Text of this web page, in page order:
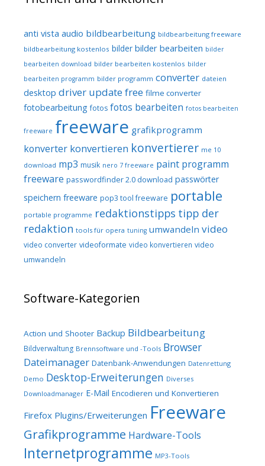
anti vista audio bildbearbeitung bildbearbeitung freeware
bildbearbeitung kostenlos bilder bilder bearbeiten bilder
bearbeiten download bilder bearbeiten kostenlos bilder
bearbeiten programm bilder programm converter dateien
desktop driver update free filme converter
fotobearbeitung fotos fotos bearbeiten fotos bearbeiten
freeware freeware grafikprogramm
konverter konvertieren konvertierer me 10
download mp3 musik nero 7 freeware paint programm
freeware passwordfinder 2.0 download passwörter
speichern freeware pop3 tool freeware portable
portable programme redaktionstipps tipp der
redaktion tools für opera tuning umwandeln video
video converter videoformate video konvertieren video
umwandeln
Software-Kategorien
Action und Shooter Backup Bildbearbeitung
Bildverwaltung Brennsoftware und -Tools Browser
Dateimanager Datenbank-Anwendungen Datenrettung
Demo Desktop-Erweiterungen Diverses
Downloadmanager E-Mail Encodieren und Konvertieren
Firefox Plugins/Erweiterungen Freeware
Grafikprogramme Hardware-Tools
Internetprogramme MP3-Tools